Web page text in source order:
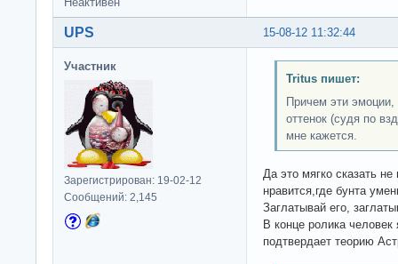
15-08-12 11:32:44
UPS
Участник
Зарегистрирован: 19-02-12
Сообщений: 2,145
Tritus пишет:
Причем эти эмоции,
оттенок (судя по
мне кажется.
Да это мягко сказать
нравится,где бунта
Заглатывай его,
В конце ролика
подтвердает теорию